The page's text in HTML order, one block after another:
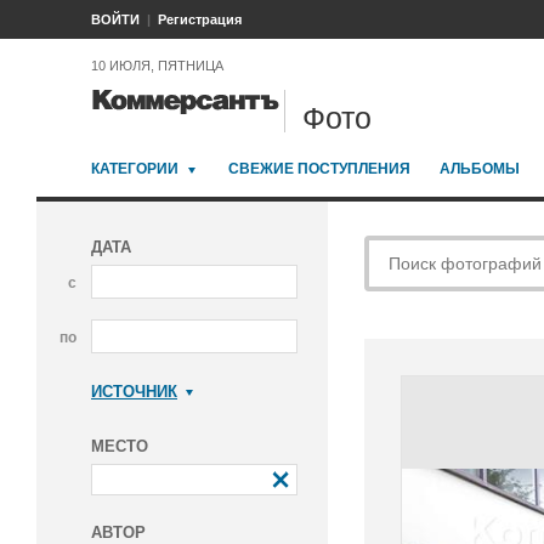
ВОЙТИ Регистрация
10 ИЮЛЯ, ПЯТНИЦА
Фото
КАТЕГОРИИ СВЕЖИЕ ПОСТУПЛЕНИЯ АЛЬБОМЫ
ДАТА
с
по
ИСТОЧНИК
МЕСТО
АВТОР